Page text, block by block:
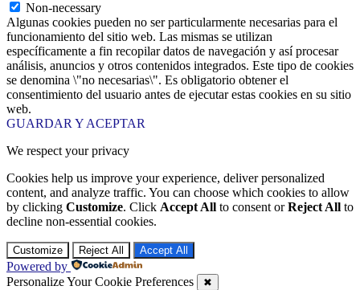
Non-necessary
Algunas cookies pueden no ser particularmente necesarias para el
funcionamiento del sitio web. Las mismas se utilizan
específicamente a fin recopilar datos de navegación y así procesar
análisis, anuncios y otros contenidos integrados. Este tipo de cookies
se denomina \"no necesarias\". Es obligatorio obtener el
consentimiento del usuario antes de ejecutar estas cookies en su sitio
web.
GUARDAR Y ACEPTAR
We respect your privacy
Cookies help us improve your experience, deliver personalized
content, and analyze traffic. You can choose which cookies to allow
by clicking Customize. Click Accept All to consent orReject All to
decline non-essential cookies.
Customize Reject All Accept All
Powered by
Personalize Your Cookie Preferences
✖